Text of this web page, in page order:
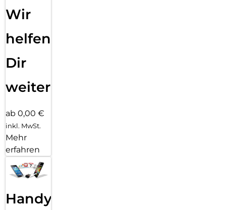
Wir
helfen
Dir
weiter
ab 0,00 €
inkl. MwSt.
Mehr
erfahren
Handy